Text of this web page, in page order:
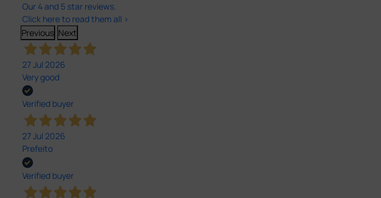
Our 4 and 5 star reviews.
Click here to read them all >
Previous Next
27 Jul 2026
Very good
Verified buyer
27 Jul 2026
Prefeito
Verified buyer